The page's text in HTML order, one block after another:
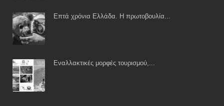
Επτά χρόνια Ελλάδα. Η πρωτοβουλία...
Εναλλακτικές μορφές τουρισμού,...